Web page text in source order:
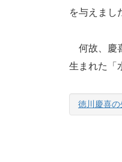
を与えまし
何故、慶
生まれた「
徳川慶喜